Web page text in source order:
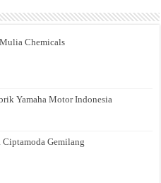
Chemicals
Yamaha Motor Indonesia
Gemilang